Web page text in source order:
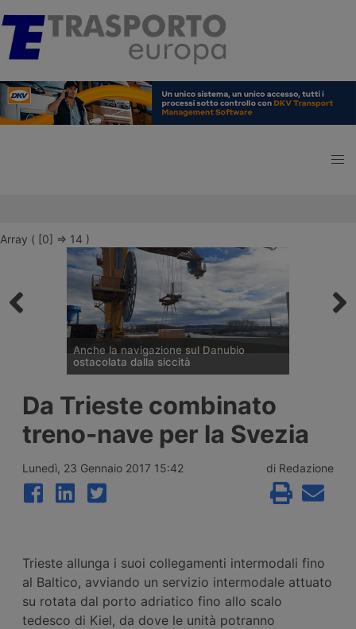
Array ( [0] => 14 )
Anche la navigazione sul Danubio
ostacolata dalla siccità
dal 1996 tra Romania, Ungheria e Serbia,
bloccando la navigazione commerciale e
costringendo le centrali energetiche di
Cernavodă, Paks e Djerdap a ridurre la
quantificate per i gruppi Verbund ed Edf.
Da Trieste combinato
treno-nave per la Svezia
Lunedì, 23 Gennaio 2017 15:42 di Redazione
Trieste allunga i suoi collegamenti intermodali fino
al Baltico, avviando un servizio intermodale attuato
su rotata dal porto adriatico fino allo scalo
tedesco di Kiel, da dove le unità potranno